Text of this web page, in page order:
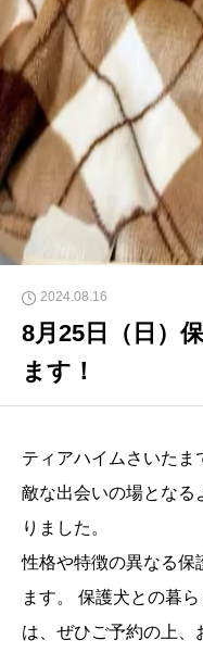
2024.08.16
8月25日（日）
ます！
ティアハイムさいたま
敵な出会いの場となる
りました。
性格や特徴の異なる保
ます。 保護犬との暮
は、ぜひご予約の上、